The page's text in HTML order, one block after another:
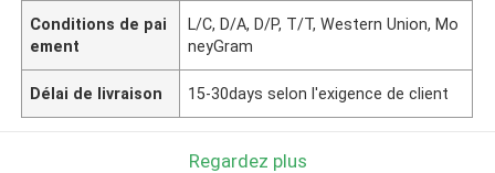
Conditions de pai
ement
L/C, D/A, D/P, T/T, Western Union, Mo
neyGram
Délai de livraison 15-30days selon l'exigence de client
Regardez plus